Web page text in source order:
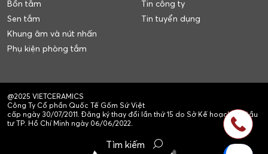
Bồn tắm
Sen tắm
Khung âm và nút nhấn
Phụ kiện phòng tắm
Tin công ty
Tin tuyển dụng
@2025 VIETCERAMICS
Công Ty Cổ phần Quốc Tế Gốm Sứ Việt
cấp ngày 30/07/2011. Đăng ký thay đổi lần thứ 15 do Sở Kế hoạch và Đầu
tư TP. Hồ Chí Minh ngày 06/06/2022.
Tìm kiếm